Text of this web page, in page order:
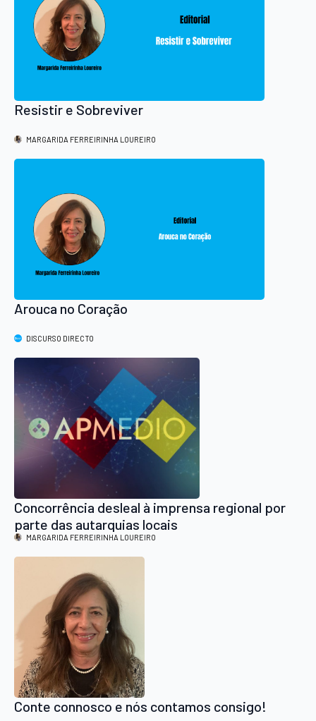
Resistir e Sobreviver
MARGARIDA FERREIRINHA LOUREIRO
Arouca no Coração
DISCURSO DIRECTO
Concorrência desleal à imprensa regional por
parte das autarquias locais
MARGARIDA FERREIRINHA LOUREIRO
Conte connosco e nós contamos consigo!